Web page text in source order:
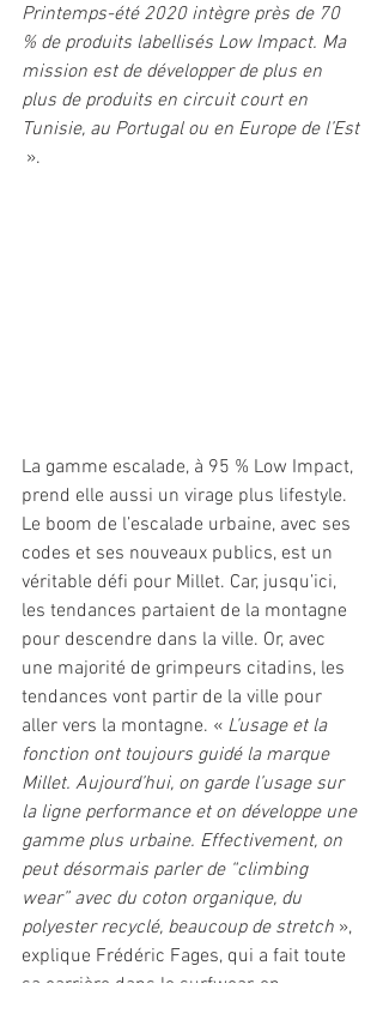
Printemps-été 2020 intègre près de 70
% de produits labellisés Low Impact. Ma
mission est de développer de plus en
plus de produits en circuit court en
Tunisie, au Portugal ou en Europe de l’Est
».
La gamme escalade, à 95 % Low Impact,
prend elle aussi un virage plus lifestyle.
Le boom de l’escalade urbaine, avec ses
codes et ses nouveaux publics, est un
véritable défi pour Millet. Car, jusqu’ici,
les tendances partaient de la montagne
pour descendre dans la ville. Or, avec
une majorité de grimpeurs citadins, les
tendances vont partir de la ville pour
aller vers la montagne. « L’usage et la
fonction ont toujours guidé la marque
Millet. Aujourd’hui, on garde l’usage sur
la ligne performance et on développe une
gamme plus urbaine. Effectivement, on
peut désormais parler de “climbing
wear” avec du coton organique, du
polyester recyclé, beaucoup de stretch »,
explique Frédéric Fages, qui a fait toute
sa carrière dans le surfwear, en